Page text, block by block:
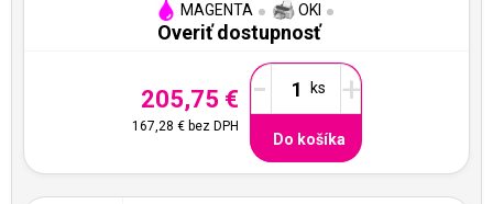
MAGENTA OKI
Overiť dostupnosť
205,75 €
167,28 €bez DPH
- +
Do košíka